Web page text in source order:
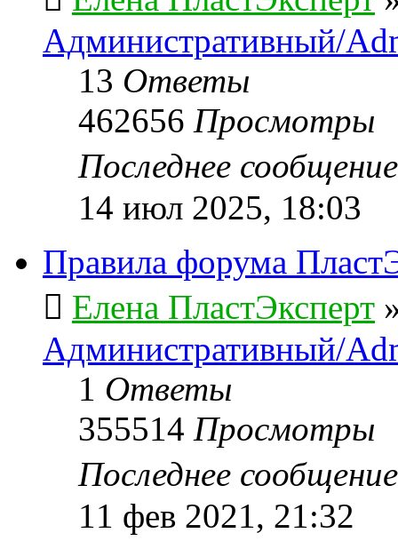
Административный/
13 Ответы
462656 Просмотры
Последнее
14 июл 2025, 18:03
Правила форума
Елена ПластЭксперт
Административный/
1 Ответы
355514 Просмотры
Последнее
11 фев 2021, 21:32